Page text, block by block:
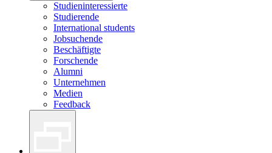
Studieninteressierte
Studierende
International students
Jobsuchende
Beschäftigte
Forschende
Alumni
Unternehmen
Medien
Feedback